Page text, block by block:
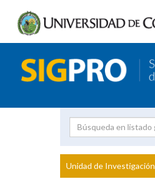
Proyecto
Unidad de Investigación